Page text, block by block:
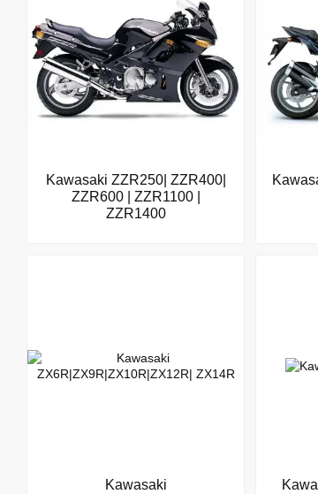
Kawasaki ZZR250| ZZR400|
ZZR600 | ZZR1100 |
ZZR1400
Kawasaki